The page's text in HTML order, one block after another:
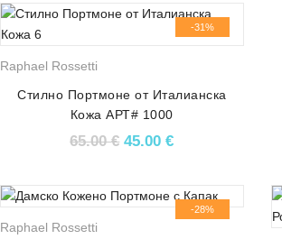
-31%
Raphael Rossetti
Стилно Портмоне от Италианска
Кожа АРТ# 1000
65.00€ Original price was:
45.00€Текущата цена
-28%
Raphael Rossetti